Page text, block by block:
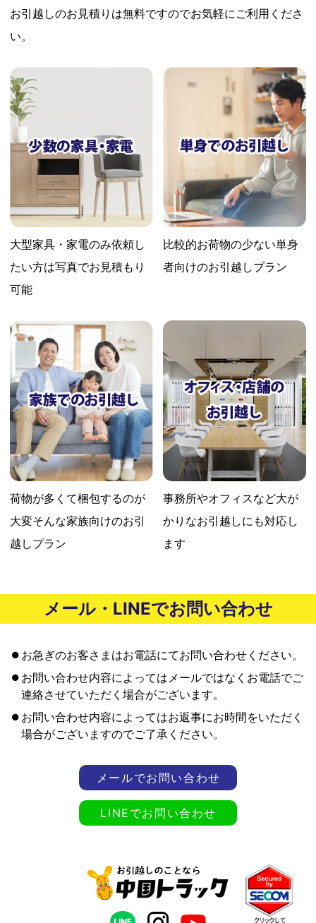
お引越しのお見積りは無料ですのでお気軽にご利用くださ
い。
大型家具・家電のみ依頼し
たい方は写真でお見積もり
可能
比較的お荷物の少ない単身
者向けのお引越しプラン
荷物が多くて梱包するのが
大変そんな家族向けのお引
越しプラン
事務所やオフィスなど大が
かりなお引越しにも対応し
ます
メール・LINEでお問い合わせ
お急ぎのお客さまはお電話にてお問い合わせください。
お問い合わせ内容によってはメールではなくお電話でご
連絡させていただく場合がございます。
お問い合わせ内容によってはお返事にお時間をいただく
場合がございますのでご了承ください。
メールでお問い合わせ
LINEでお問い合わせ